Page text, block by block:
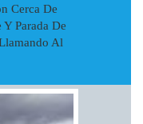
Cerca De
Parada De
Al